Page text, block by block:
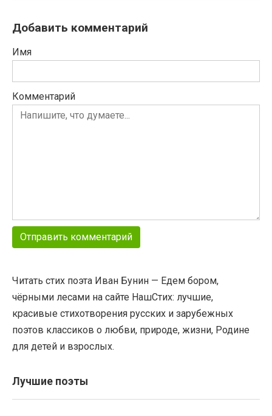
Добавить комментарий
Имя
Комментарий
Читать стих поэта Иван Бунин — Едем бором,
чёрными лесами на сайте НашСтих: лучшие,
красивые стихотворения русских и зарубежных
поэтов классиков о любви, природе, жизни, Родине
для детей и взрослых.
Лучшие поэты